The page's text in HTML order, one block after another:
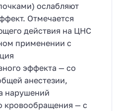
ослабляют
Отмечается
действия на ЦНС
применении с
эффекта — со
анестезии,
нарушений
кровообращения — с